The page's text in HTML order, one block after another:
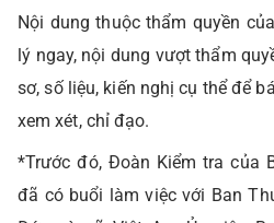
Nội dung thuộc thẩm quyền
lý ngay, nội dung vượt thẩm
sơ, số liệu, kiến nghị cụ thể để
xem xét, chỉ đạo.
*Trước đó, Đoàn Kiểm tra của
đã có buổi làm việc với Ban